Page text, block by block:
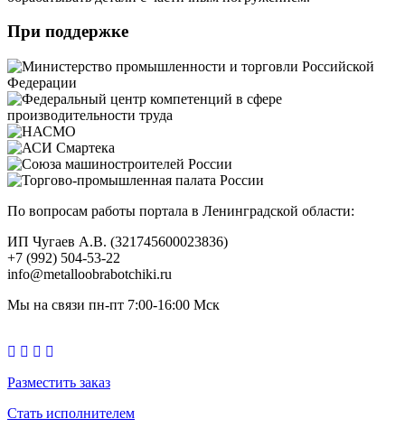
При поддержке
По вопросам работы портала в Ленинградской области:
ИП Чугаев А.В. (321745600023836)
+7 (992) 504-53-22
info@metalloobrabotchiki.ru
Мы на связи пн-пт 7:00-16:00 Мск
Разместить заказ
Стать исполнителем